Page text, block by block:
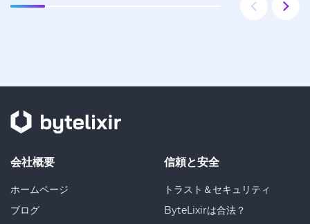
会社概要
ホームページ
ブログ
信頼と安全
トラスト＆セキュリティ
ByteLixirは合法？